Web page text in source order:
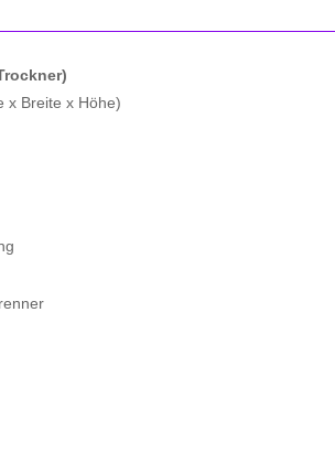
x Breite x Höhe)